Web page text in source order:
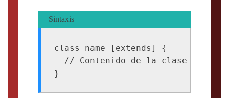
Sintaxis
class name [extends] {
  // Contenido de la clase